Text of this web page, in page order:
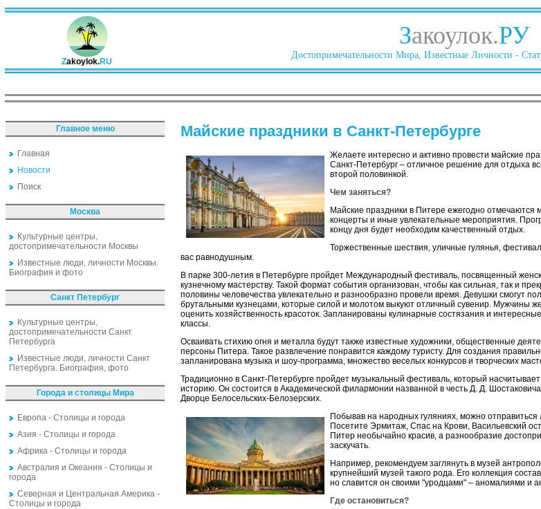
Zakoylok.RU
Закоулок.РУ
Достопримечательности Мира, Известные Личности -
Главное меню
Главная
Новости
Поиск
Москва
Культурные центры,
достопримечательности Москвы
Известные люди, личности Москвы.
Биография и фото
Санкт Петербург
Культурные центры,
достопримечательности Санкт
Петербурга
Известные люди, личности Санкт
Петербурга. Биография, фото
Города и столицы Мира
Европа - Столицы и города
Азия - Столицы и города
Африка - Столицы и города
Австралия и Океания - Столицы и
города
Северная и Центральная Америка -
Столицы и города
Майские праздники в Санкт-Петербурге
Желаете интересно и активно провести майские
Санкт-Петербург – отличное решение для отдыха
второй половинкой.
Чем заняться?
Майские праздники в Питере ежегодно
концерты и иные увлекательные мероприятия.
концу дня будет необходим качественный отдых.
Торжественные шествия, уличные гулянья,
вас равнодушным.
В парке 300-летия в Петербурге пройдет Международный фестиваль, посвященный
кузнечному мастерству. Такой формат события организован, чтобы как сильная, так и
половины человечества увлекательно и разнообразно провели время. Девушки смогут
брутальными кузнецами, которые силой и молотом выкуют отличный сувенир. Мужчины
оценить хозяйственность красоток. Запланированы кулинарные состязания и
классы.
Осваивать стихию огня и металла будут также известные художники, общественные
персоны Питера. Такое развлечение понравится каждому туристу. Для создания
запланирована музыка и шоу-программа, множество веселых конкурсов и творческих
Традиционно в Санкт-Петербурге пройдет музыкальный фестиваль, который
историю. Он состоится в Академической филармонии названной в честь Д. Д.
Дворце Белосельских-Белозерских.
Побывав на народных гуляниях, можно
Посетите Эрмитаж, Спас на Крови, Васильевский
Питер необычайно красив, а разнообразие
заскучать.
Например, рекомендуем заглянуть в музей
крупнейший музей такого рода. Его коллекция
но славится он своими "уродцами" – аномалиями и
Где остановиться?